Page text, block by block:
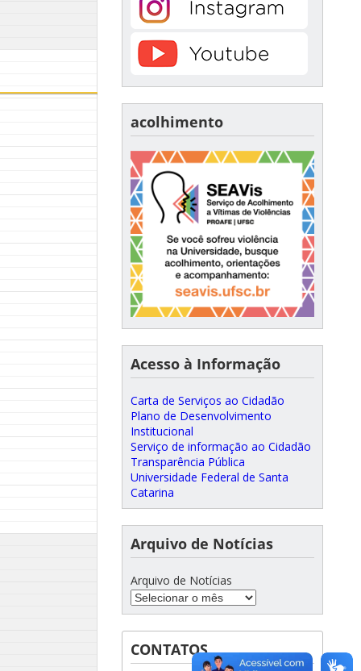
acolhimento
Acesso à Informação
Carta de Serviços ao Cidadão
Plano de Desenvolvimento
Institucional
Serviço de informação ao Cidadão
Transparência Pública
Universidade Federal de Santa
Catarina
Arquivo de Notícias
Arquivo de Notícias
CONTATOS